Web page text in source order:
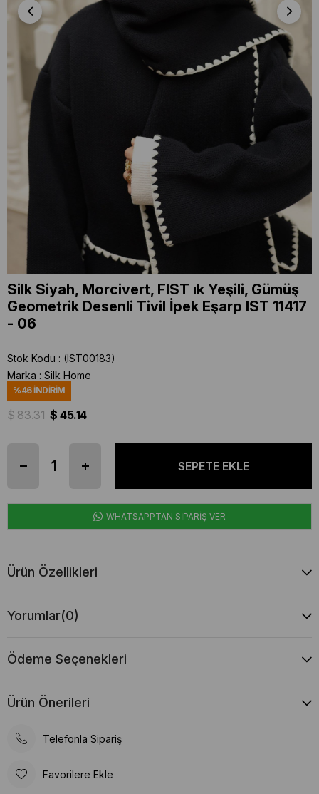
Silk Siyah, Morcivert, FIST ık Yeşili, Gümüş
Geometrik Desenli Tivil İpek Eşarp IST 11417
- 06
Stok Kodu
(IST00183)
Marka : Silk Home
%46İNDIRIM
$ 83.31 $ 45.14
WHATSAPPTAN SİPARİŞ VER
Ürün Özellikleri
Yorumlar(0)
Ödeme Seçenekleri
Ürün Önerileri
Telefonla Sipariş
Favorilere Ekle